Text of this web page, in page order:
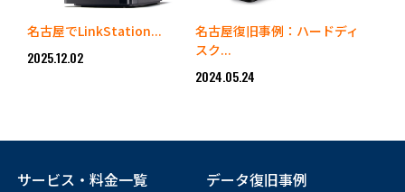
名古屋でLinkStation...
2025.12.02
名古屋復旧事例：ハードディ
スク...
2024.05.24
サービス・料金一覧
データ復旧事例